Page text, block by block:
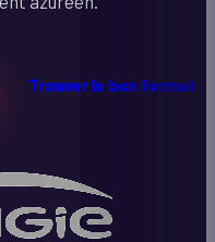
Trouver le bon format